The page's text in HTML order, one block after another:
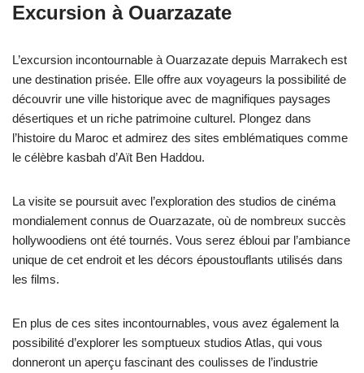
Excursion à Ouarzazate
L’excursion incontournable à Ouarzazate depuis Marrakech est
une destination prisée. Elle offre aux voyageurs la possibilité de
découvrir une ville historique avec de magnifiques paysages
désertiques et un riche patrimoine culturel. Plongez dans
l’histoire du Maroc et admirez des sites emblématiques comme
le célèbre kasbah d’Aït Ben Haddou.
La visite se poursuit avec l’exploration des studios de cinéma
mondialement connus de Ouarzazate, où de nombreux succès
hollywoodiens ont été tournés. Vous serez ébloui par l’ambiance
unique de cet endroit et les décors époustouflants utilisés dans
les films.
En plus de ces sites incontournables, vous avez également la
possibilité d’explorer les somptueux studios Atlas, qui vous
donneront un aperçu fascinant des coulisses de l’industrie